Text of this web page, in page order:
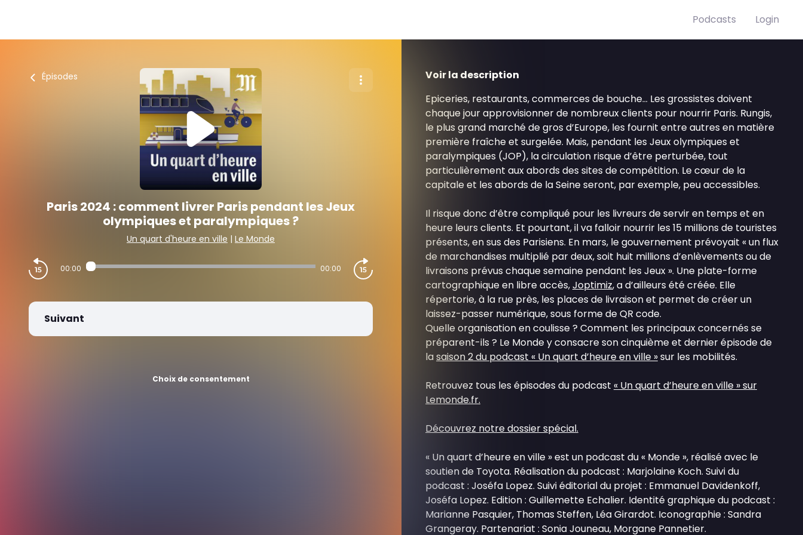
Podcasts Login
Épisodes
Paris 2024 : comment livrer Paris pendant les Jeux
olympiques et paralympiques ?
Un quart d'heure en ville | Le Monde
00:00 00:00
Suivant
Choix de consentement
Voir la description
Epiceries, restaurants, commerces de bouche… Les grossistes doivent
chaque jour approvisionner de nombreux clients pour nourrir Paris. Rungis,
le plus grand marché de gros d’Europe, les fournit entre autres en matière
première fraîche et surgelée. Mais, pendant les Jeux olympiques et
paralympiques (JOP), la circulation risque d’être perturbée, tout
particulièrement aux abords des sites de compétition. Le cœur de la
capitale et les abords de la Seine seront, par exemple, peu accessibles.
Il risque donc d’être compliqué pour les livreurs de servir en temps et en
heure leurs clients. Et pourtant, il va falloir nourrir les 15 millions de touristes
présents, en sus des Parisiens. En mars, le gouvernement prévoyait « un flux
de marchandises multiplié par deux, soit huit millions d’enlèvements ou de
livraisons prévus chaque semaine pendant les Jeux ». Une plate-forme
cartographique en libre accès,Joptimiz, a d’ailleurs été créée. Elle
répertorie, à la rue près, les places de livraison et permet de créer un
laissez-passer numérique, sous forme de QR code.
Quelle organisation en coulisse ? Comment les principaux concernés se
préparent-ils ? Le Monde y consacre son cinquième et dernier épisode de
lasaison 2 du podcast « Un quart d’heure en ville »sur les mobilités.
Retrouvez tous les épisodes du podcast « Un quart d’heure en ville » sur
Lemonde.fr.
Découvrez notre dossier spécial.
« Un quart d’heure en ville » est un podcast du « Monde », réalisé avec le
soutien de Toyota. Réalisation du podcast : Marjolaine Koch. Suivi du
podcast : Joséfa Lopez. Suivi éditorial du projet : Emmanuel Davidenkoff,
Joséfa Lopez. Edition : Guillemette Echalier. Identité graphique du podcast :
Marianne Pasquier, Thomas Steffen, Léa Girardot. Iconographie : Sandra
Grangeray. Partenariat : Sonia Jouneau, Morgane Pannetier.